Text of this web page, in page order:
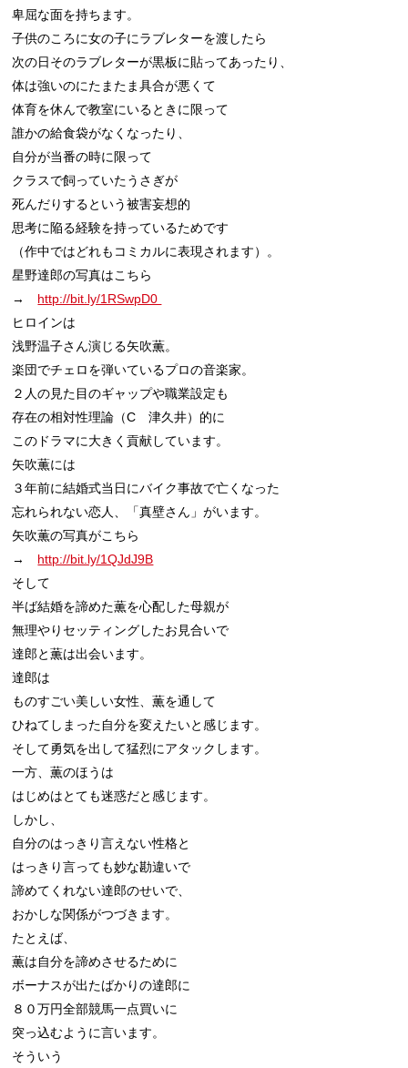
卑屈な面を持ちます。
子供のころに女の子にラブレターを渡したら
次の日そのラブレターが黒板に貼ってあったり、
体は強いのにたまたま具合が悪くて
体育を休んで教室にいるときに限って
誰かの給食袋がなくなったり、
自分が当番の時に限って
クラスで飼っていたうさぎが
死んだりするという被害妄想的
思考に陥る経験を持っているためです
（作中ではどれもコミカルに表現されます）。
星野達郎の写真はこちら
→ http://bit.ly/1RSwpD0
ヒロインは
浅野温子さん演じる矢吹薫。
楽団でチェロを弾いているプロの音楽家。
２人の見た目のギャップや職業設定も
存在の相対性理論（C　津久井）的に
このドラマに大きく貢献しています。
矢吹薫には
３年前に結婚式当日にバイク事故で亡くなった
忘れられない恋人、「真壁さん」がいます。
矢吹薫の写真がこちら
→ http://bit.ly/1QJdJ9B
そして
半ば結婚を諦めた薫を心配した母親が
無理やりセッティングしたお見合いで
達郎と薫は出会います。
達郎は
ものすごい美しい女性、薫を通して
ひねてしまった自分を変えたいと感じます。
そして勇気を出して猛烈にアタックします。
一方、薫のほうは
はじめはとても迷惑だと感じます。
しかし、
自分のはっきり言えない性格と
はっきり言っても妙な勘違いで
諦めてくれない達郎のせいで、
おかしな関係がつづきます。
たとえば、
薫は自分を諦めさせるために
ボーナスが出たばかりの達郎に
８０万円全部競馬一点買いに
突っ込むように言います。
そういう